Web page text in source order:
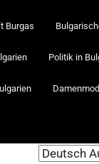
Burgas
Politik in